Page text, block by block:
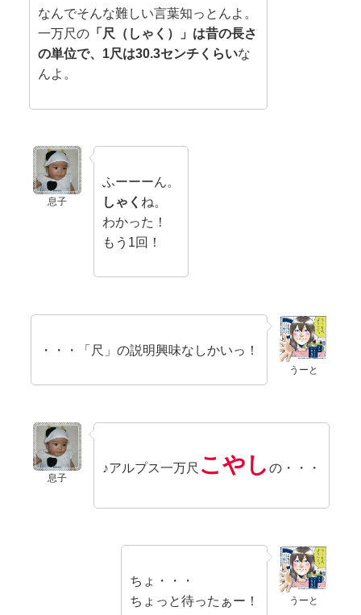
なんでそんな難しい言葉知っとんよ。
一万尺の 「尺（しゃく）」は昔の長さ
の単位で、1尺は30.3センチくらいな
んよ。
息子
ふーーーん。
しゃく ね。
わかった！
もう1回！
うーと
・・・「尺」の説明興味なしかいっ！
息子
♪アルプス一万尺 こやし の・・・
うーと
ちょ・・・
ちょっと待ったぁー！